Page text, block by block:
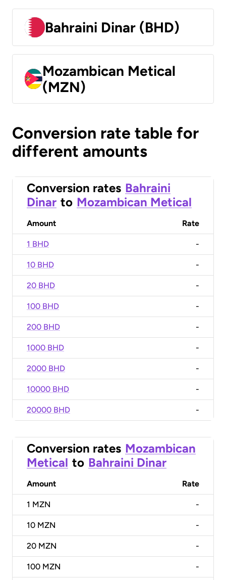
Bahraini Dinar (BHD)
Mozambican Metical
(MZN)
Conversion rate table for
different amounts
Conversion rates Bahraini
Dinar to Mozambican Metical
Amount Rate
1 BHD -
10 BHD -
20 BHD -
100 BHD -
200 BHD -
1000 BHD -
2000 BHD -
10000 BHD -
20000 BHD -
Conversion rates Mozambican
Metical to Bahraini Dinar
Amount Rate
1 MZN -
10 MZN -
20 MZN -
100 MZN -